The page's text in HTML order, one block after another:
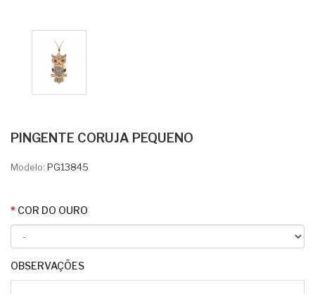
PINGENTE CORUJA PEQUENO
Modelo: PG13845
COR DO OURO
OBSERVAÇÕES